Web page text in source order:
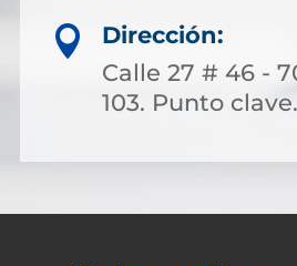

Dirección:
Calle 27 # 46 -
103. Punto clave.